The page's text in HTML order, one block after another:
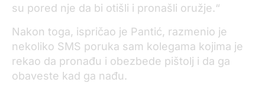
su pored nje da bi otišli i pronašli oružje.“
Nakon toga, ispričao je Pantić, razmenio je
nekoliko SMS poruka sam kolegama kojima je
rekao da pronađu i obezbede pištolj i da ga
obaveste kad ga nađu.